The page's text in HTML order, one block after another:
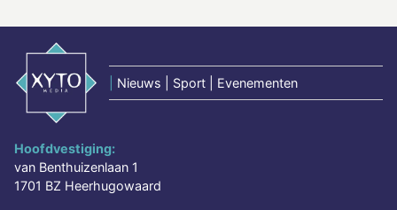
Nieuws | Sport | Evenementen
Hoofdvestiging:
van Benthuizenlaan 1
1701 BZ Heerhugowaard